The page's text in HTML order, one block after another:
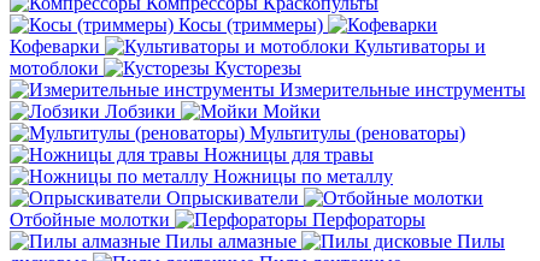
Косы (триммеры)
Кофеварки
Культиваторы и
мотоблоки
Кусторезы
Измерительные инструменты
Лобзики
Мойки
Мультитулы (реноваторы)
Ножницы для травы
Ножницы по металлу
Опрыскиватели
Отбойные молотки
Перфораторы
Пилы алмазные
Пилы